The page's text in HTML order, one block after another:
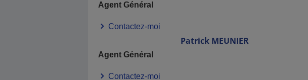
Agent Général
Contactez-moi
Patrick MEUNIER
Agent Général
Contactez-moi